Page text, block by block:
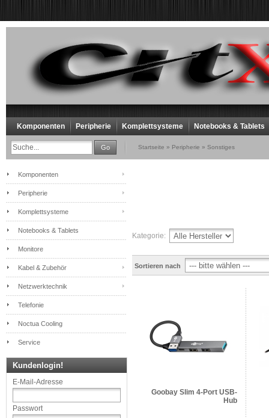
Komponenten Peripherie Komplettsysteme Notebooks & Tablets
Go Startseite » Peripherie » Sonstiges
Kategorie:
Sortieren nach
Goobay Slim 4-Port USB-
Hub
Komponenten
Peripherie
Komplettsysteme
Notebooks & Tablets
Monitore
Kabel & Zubehör
Netzwerktechnik
Telefonie
Noctua Cooling
Service
Kundenlogin!
E-Mail-Adresse
Passwort